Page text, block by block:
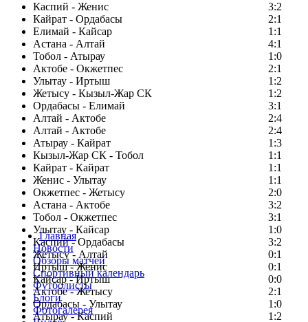
Каспий - Женис
3:2
Кайрат - Ордабасы
2:1
Елимай - Кайсар
1:1
Астана - Алтай
4:1
Тобол - Атырау
1:0
Актобе - Окжетпес
2:1
Улытау - Иртыш
1:2
Жетысу - Кызыл-Жар СК
1:2
Ордабасы - Елимай
3:1
Алтай - Актобе
2:4
Алтай - Актобе
2:4
Атырау - Кайрат
1:3
Кызыл-Жар СК - Тобол
1:1
Кайрат - Кайрат
1:1
Женис - Улытау
1:1
Окжетпес - Жетысу
2:0
Астана - Актобе
3:2
Тобол - Окжетпес
3:1
Улытау - Кайсар
1:0
Каспий - Ордабасы
3:2
Жетысу - Алтай
0:1
Иртыш - Женис
0:1
Кайсар - Иртыш
0:0
Актобе - Жетысу
2:1
Ордабасы - Улытау
1:0
Атырау - Каспий
1:2
Главная
Новости
Обзоры матчей
Спортивный календарь
Футболисты
Блоги
Фотогалерея